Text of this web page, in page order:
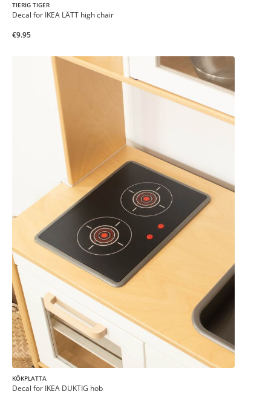
TIERIG TIGER
Decal for IKEA LÄTT high chair
€9.95
KÖKPLATTA
Decal for IKEA DUKTIG hob